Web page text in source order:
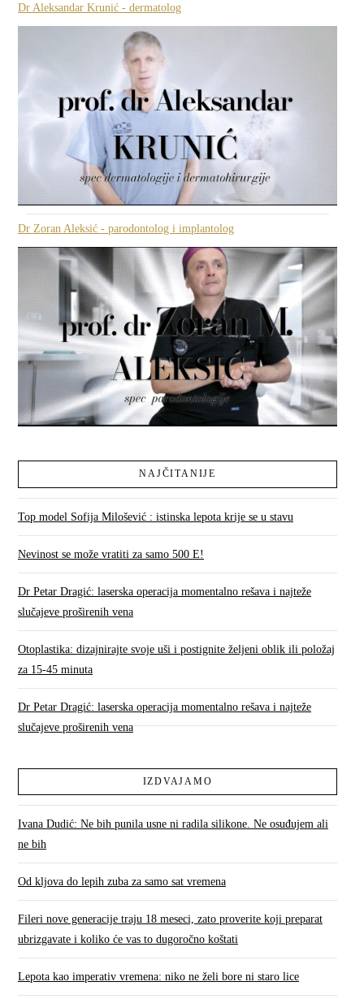
Dr Aleksandar Krunić - dermatolog
Dr Zoran Aleksić - parodontolog i implantolog
NAJČITANIJE
Top model Sofija Milošević : istinska lepota krije se u stavu
Nevinost se može vratiti za samo 500 E!
Dr Petar Dragić: laserska operacija momentalno rešava i najteže
slučajeve proširenih vena
Otoplastika: dizajnirajte svoje uši i postignite željeni oblik ili položaj
za 15-45 minuta
Dr Petar Dragić: laserska operacija momentalno rešava i najteže
slučajeve proširenih vena
IZDVAJAMO
Ivana Dudić: Ne bih punila usne ni radila silikone. Ne osuđujem ali
ne bih
Od kljova do lepih zuba za samo sat vremena
Fileri nove generacije traju 18 meseci, zato proverite koji preparat
ubrizgavate i koliko će vas to dugoročno koštati
Lepota kao imperativ vremena: niko ne želi bore ni staro lice